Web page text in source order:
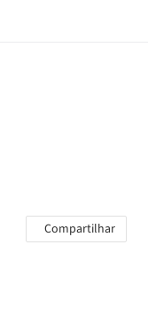
Compartilhar